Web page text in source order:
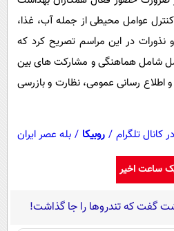
عوامل محیطی از جمله آب، غذا،
در این مراسم تصریح کرد که
شامل هماهنگی و مشارکت های بین
رسانی عمومی، نظارت و بازرسی
کانال تلگرام / روبیکا / بله عصر ایران
ساعت اخیر
گفت که تندروها را جا گذاشت!